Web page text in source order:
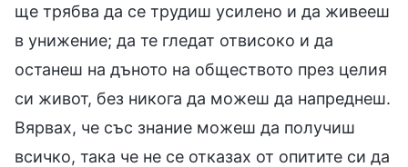
ще трябва да се трудиш усилено и да живееш
в унижение; да те гледат отвисоко и да
останеш на дъното на обществото през целия
си живот, без никога да можеш да напреднеш.
Вярвах, че със знание можеш да получиш
всичко, така че не се отказах от опитите си да